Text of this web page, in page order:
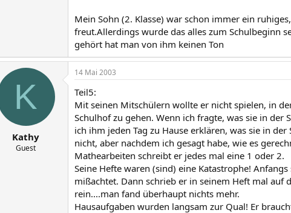
Mein Sohn (2. Klasse) war schon immer ein
freut.Allerdings wurde das alles zum Schulbeginn
gehört hat man von ihm keinen Ton
K
Kathy
Guest
14 Mai 2003
Teil5:
Mit seinen Mitschülern wollte er nicht spielen, in
Schulhof zu gehen. Wenn ich fragte, was sie in
ich ihm jeden Tag zu Hause erklären, was sie in
nicht, aber nachdem ich gesagt habe, wie es
Mathearbeiten schreibt er jedes mal eine 1 oder 2.
Seine Hefte waren (sind) eine Katastrophe!
mißachtet. Dann schrieb er in seinem Heft mal auf
rein....man fand überhaupt nichts mehr.
Hausaufgaben wurden langsam zur Qual! Er